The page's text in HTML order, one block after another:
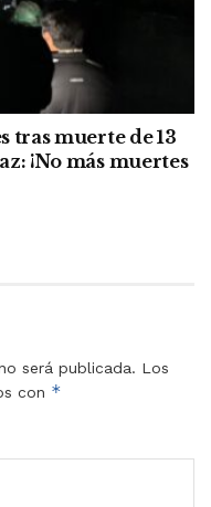
tras muerte de 13
¡No más muertes
será publicada. Los
con *